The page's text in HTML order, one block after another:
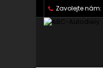
Zavolejte nám: